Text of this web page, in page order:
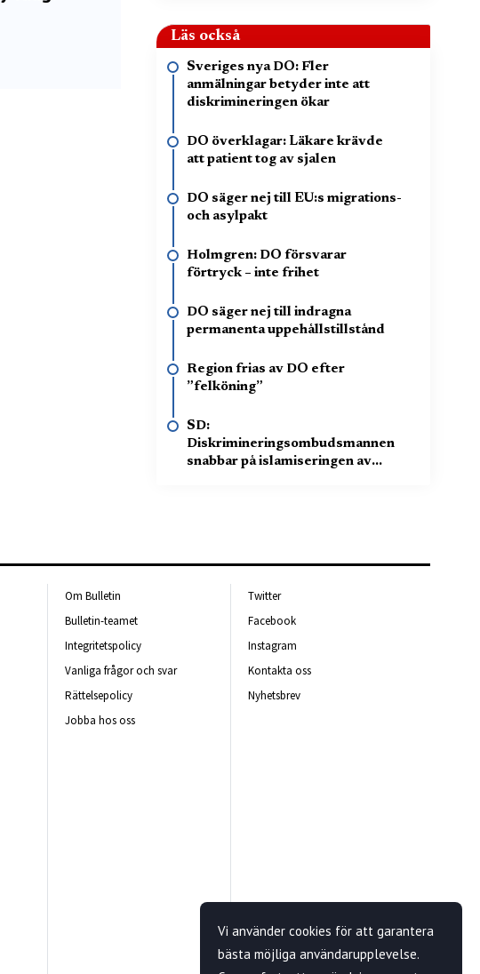
Läs också
Sveriges nya DO: Fler
anmälningar betyder inte att
diskrimineringen ökar
DO överklagar: Läkare krävde
att patient tog av sjalen
DO säger nej till EU:s migrations-
och asylpakt
Holmgren: DO försvarar
förtryck – inte frihet
DO säger nej till indragna
permanenta uppehållstillstånd
Region frias av DO efter
”felköning”
SD:
Diskrimineringsombudsmannen
snabbar på islamiseringen av
Om Bulletin
Bulletin-teamet
Integritetspolicy
Vanliga frågor och svar
Rättelsepolicy
Jobba hos oss
Twitter
Facebook
Instagram
Kontakta oss
Nyhetsbrev
Vi använder cookies för att garantera
bästa möjliga användarupplevelse.